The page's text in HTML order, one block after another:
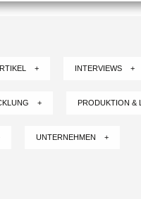
+ INTERVIEWS +
+ PRODUKTION
UNTERNEHMEN +